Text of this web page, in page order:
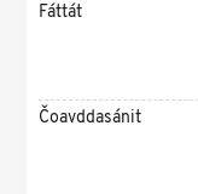
Fáttát
Čoavddasánit